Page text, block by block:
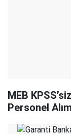
MEB
Personel